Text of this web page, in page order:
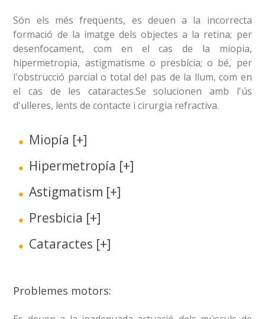
Són els més freqüents, es deuen a la incorrecta
formació de la imatge dels objectes a la retina; per
desenfocament, com en el cas de la miopia,
hipermetropia, astigmatisme o presbícia; o bé, per
l'obstrucció parcial o total del pas de la llum, com en
el cas de les cataractes.Se solucionen amb l'ús
d'ulleres, lents de contacte i cirurgia refractiva.
Miopía [+]
Hipermetropía [+]
Astigmatism [+]
Presbicia [+]
Cataractes [+]
Problemes motors: